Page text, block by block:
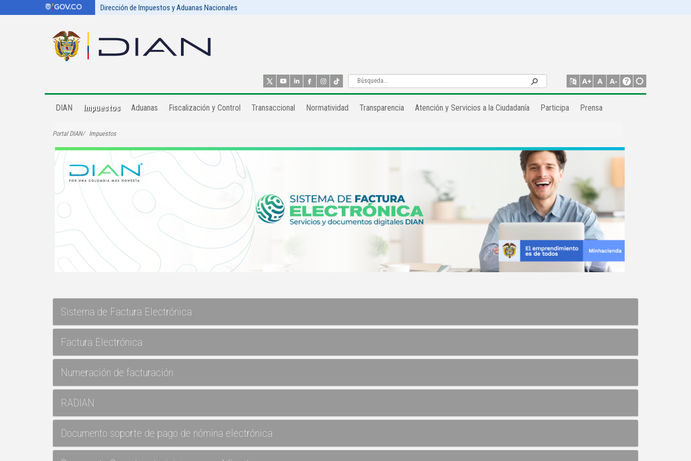
Dirección de Impuestos y Aduanas Nacionales
DIAN Impuestos Aduanas Fiscalización y Control​ Transaccional Normatividad Transparencia Atención y Servicios a la Ciudadanía Participa Prensa
Portal DIAN Impuestos
Sistema de Factura Electrónica
Factura Electrónica
Numeración de facturación
RADIAN
Documento soporte de pago de nómina electrónica